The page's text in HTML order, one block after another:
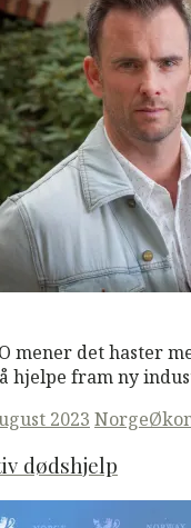
mener det haster
hjelpe fram ny
2023 Norge
dødshjelp